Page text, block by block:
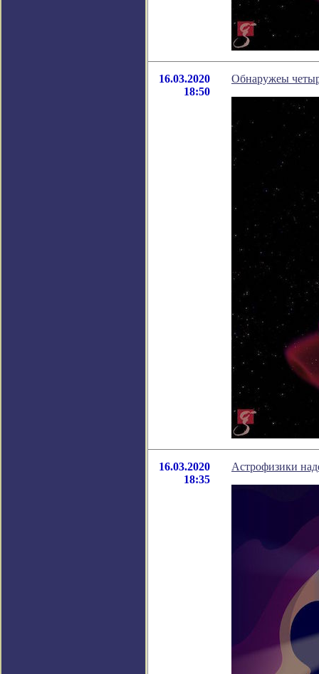
16.03.2020
18:50
Обнаружеы
16.03.2020
18:35
Астрофизики